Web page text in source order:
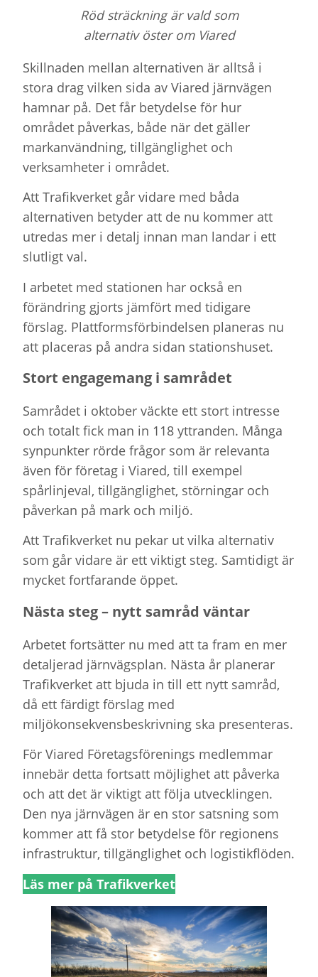
Röd sträckning är vald som
alternativ öster om Viared
Skillnaden mellan alternativen är alltså i
stora drag vilken sida av Viared järnvägen
hamnar på. Det får betydelse för hur
området påverkas, både när det gäller
markanvändning, tillgänglighet och
verksamheter i området.
Att Trafikverket går vidare med båda
alternativen betyder att de nu kommer att
utredas mer i detalj innan man landar i ett
slutligt val.
I arbetet med stationen har också en
förändring gjorts jämfört med tidigare
förslag. Plattformsförbindelsen planeras nu
att placeras på andra sidan stationshuset.
Stort engagemang i samrådet
Samrådet i oktober väckte ett stort intresse
och totalt fick man in 118 yttranden. Många
synpunkter rörde frågor som är relevanta
även för företag i Viared, till exempel
spårlinjeval, tillgänglighet, störningar och
påverkan på mark och miljö.
Att Trafikverket nu pekar ut vilka alternativ
som går vidare är ett viktigt steg. Samtidigt är
mycket fortfarande öppet.
Nästa steg – nytt samråd väntar
Arbetet fortsätter nu med att ta fram en mer
detaljerad järnvägsplan. Nästa år planerar
Trafikverket att bjuda in till ett nytt samråd,
då ett färdigt förslag med
miljökonsekvensbeskrivning ska presenteras.
För Viared Företagsförenings medlemmar
innebär detta fortsatt möjlighet att påverka
och att det är viktigt att följa utvecklingen.
Den nya järnvägen är en stor satsning som
kommer att få stor betydelse för regionens
infrastruktur, tillgänglighet och logistikflöden.
Läs mer på Trafikverket